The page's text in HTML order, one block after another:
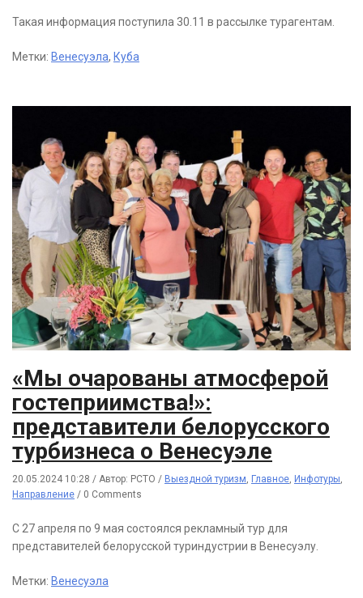
Такая информация поступила 30.11 в рассылке турагентам.
Метки: Венесуэла, Куба
«Мы очарованы атмосферой
гостеприимства!»:
представители белорусского
турбизнеса о Венесуэле
20.05.2024 10:28 / Автор: РСТО / Выездной туризм, Главное, Инфотуры,
Направление / 0 Comments
С 27 апреля по 9 мая состоялся рекламный тур для
представителей белорусской туриндустрии в Венесуэлу.
Метки: Венесуэла